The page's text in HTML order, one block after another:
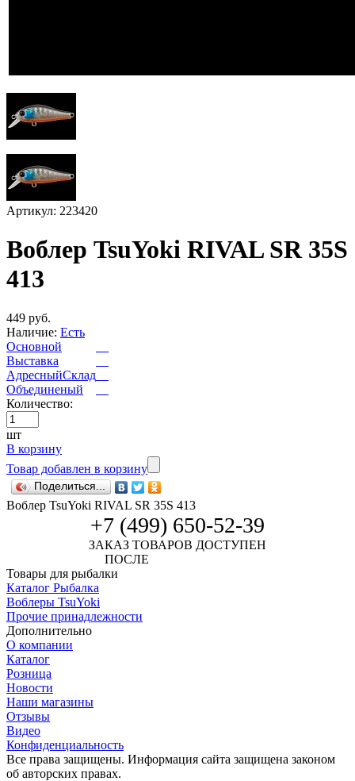
Артикул: 223420
Воблер TsuYoki RIVAL SR 35S
413
449 руб.
Наличие: Есть
Основной
Выставка
АдресныйСклад
Объединеный
Количество:
шт
В корзину
Товар добавлен в корзину
Поделиться...
Воблер TsuYoki RIVAL SR 35S 413
+7 (499) 650-52-39
ЗАКАЗ ТОВАРОВ ДОСТУПЕН
ПОСЛЕ
Товары для рыбалки
Каталог Рыбалка
Воблеры TsuYoki
Прочие принадлежности
Дополнительно
О компании
Каталог
Розница
Новости
Наши магазины
Отзывы
Видео
Конфиденциальность
Все права защищены. Информация сайта защищена законом
об авторских правах.